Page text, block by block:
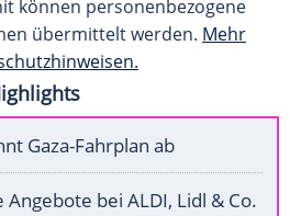
können personenbezogene
übermittelt werden. Mehr
Gaza-Fahrplan ab
bei ALDI, Lidl & Co.